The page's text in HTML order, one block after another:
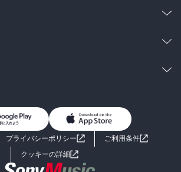
男子向けラノベ
小説
お問い合わせ
プライバシーポリシー
ご利用条件
クッキーの詳細